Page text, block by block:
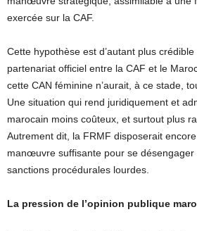
exercée sur la CAF.
Cette hypothèse est d’autant plus crédible
partenariat officiel entre la CAF et le
cette CAN féminine n’aurait, à ce stade,
Une situation qui rend juridiquement et
marocain moins coûteux, et surtout plus
Autrement dit, la FRMF disposerait
manœuvre suffisante pour se désengager
sanctions procédurales lourdes.
La pression de l’opinion publique